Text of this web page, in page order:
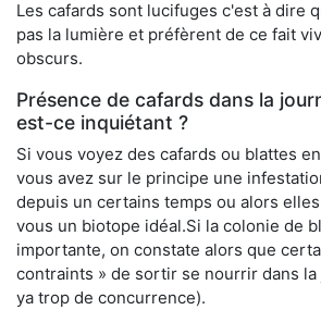
Les cafards sont lucifuges c'est à dire
pas la lumière et préfèrent de ce fait
obscurs.
Présence de cafards dans la
est-ce inquiétant ?
Si vous voyez des cafards ou blattes
vous avez sur le principe une
depuis un certains temps ou alors
vous un biotope idéal.Si la colonie de
importante, on constate alors que
contraints » de sortir se nourrir dans
ya trop de concurrence).